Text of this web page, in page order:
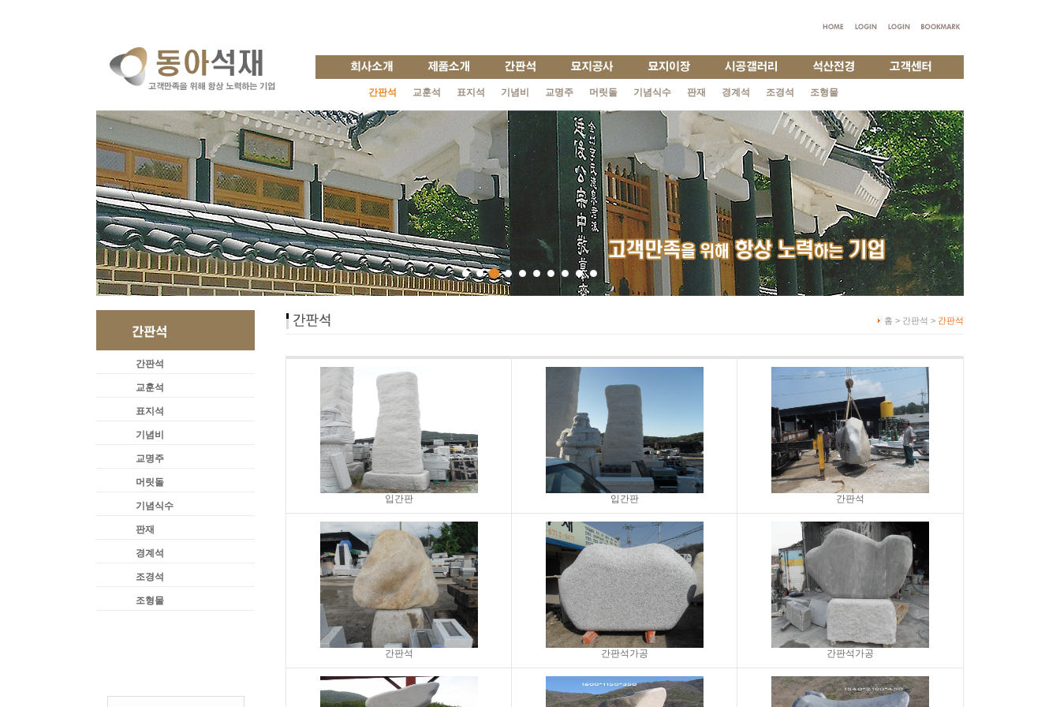
간판석 교훈석 표지석 기념비 교명주 머릿돌 기념식수 판재 경계석 조경석 조형물
간판석
교훈석
표지석
기념비
교명주
머릿돌
기념식수
판재
경계석
조경석
조형물
홈 > 간판석 > 간판석
입간판 입간판 간판석
간판석 간판석가공 간판석가공